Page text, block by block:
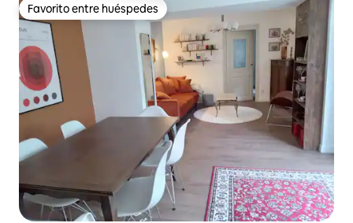
Favorito entre huéspedes
Favorito entre huéspedes